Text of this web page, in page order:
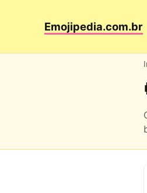
Emojipedia.com.br